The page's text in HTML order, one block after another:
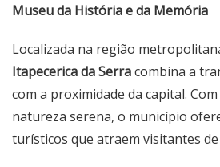
Museu da História e da Memória
Localizada na região
Itapecerica da Serracombina a
com a proximidade da capital.
natureza serena, o município
turísticos que atraem visitantes